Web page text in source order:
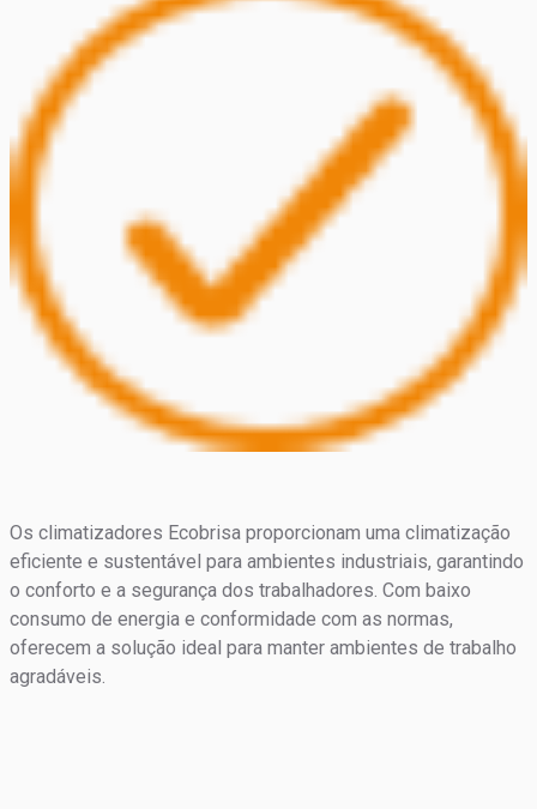
Os climatizadores Ecobrisa proporcionam uma climatização
eficiente e sustentável para ambientes industriais, garantindo
o conforto e a segurança dos trabalhadores. Com baixo
consumo de energia e conformidade com as normas,
oferecem a solução ideal para manter ambientes de trabalho
agradáveis.